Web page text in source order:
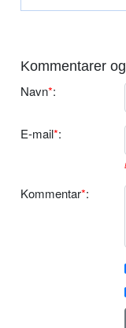
Kommentarer
Navn*:
E-mail*:
Kommentar*: